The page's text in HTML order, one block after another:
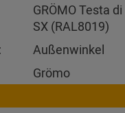
GRÖMO Testa
SX (RAL8019)
Außenwinkel
Grömo